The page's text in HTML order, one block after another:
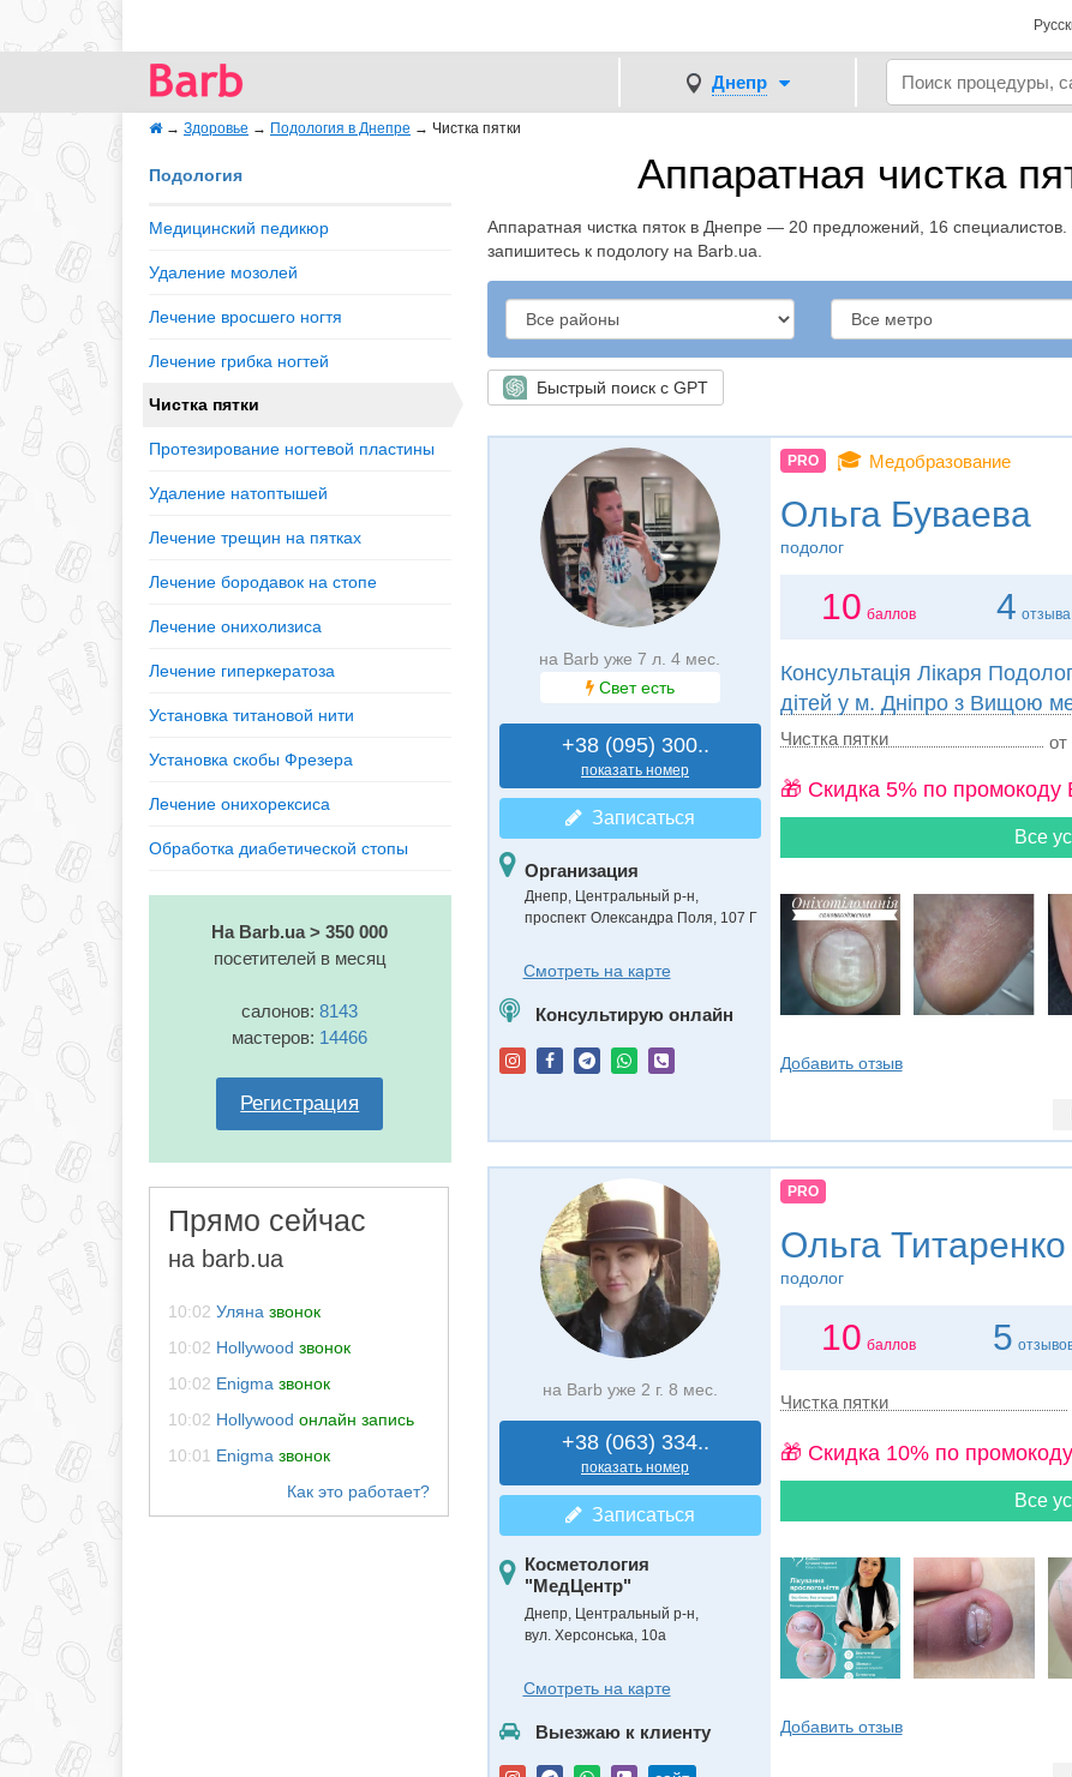
Днепр
→ Здоровье → Подология в Днепре → Чистка пятки
Аппаратная чистка
Аппаратная чистка пяток в Днепре — 20 предложений, 16
запишитесь к подологу на Barb.ua.
Быстрый поиск с GPT
Подология
Медицинский педикюр
Удаление мозолей
Лечение вросшего ногтя
Лечение грибка ногтей
Чистка пятки
Протезирование ногтевой пластины
Удаление натоптышей
Лечение трещин на пятках
Лечение бородавок на стопе
Лечение онихолизиса
Лечение гиперкератоза
Установка титановой нити
Установка скобы Фрезера
Лечение онихорексиса
Обработка диабетической стопы
На Barb.ua > 350 000
посетителей в месяц
салонов:8143
мастеров: 14466
Регистрация
Прямо сейчас
на barb.ua
10:02 Уляна звонок
10:02 Hollywood звонок
10:02 Enigma звонок
10:02 Hollywood онлайн запись
10:01 Enigma звонок
на Barb уже 7 л. 4 мес.
Свет есть
+38 (095) 300..
показать номер
Записаться
Организация
Днепр, Центральный р-н,
проспект Олександра Поля, 107 Г
Смотреть на карте
Консультирую онлайн
PRO 🎓 Медобразование
Ольга Буваева
подолог
10 баллов 4 отзыва
Консультація Лікаря
дітей у м. Дніпро з Вищою
Чистка пятки
от
🎁 Cкидка 5% по промокоду
Все
Добавить отзыв
на Barb уже 2 г. 8 мес.
+38 (063) 334..
показать номер
Записаться
Косметология
"МедЦентр"
Днепр, Центральный р-н,
вул. Херсонська, 10а
Смотреть на карте
Выезжаю к клиенту
PRO
Ольга Титаренко
подолог
10 баллов 5
Чистка пятки
🎁 Cкидка 10% по
Все
Добавить отзыв